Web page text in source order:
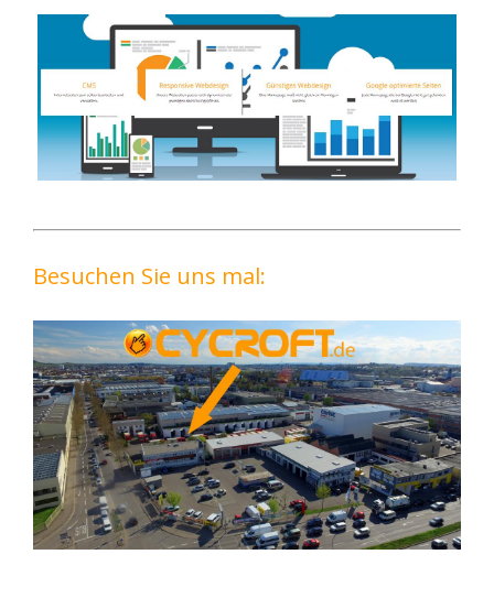
Besuchen Sie uns mal: